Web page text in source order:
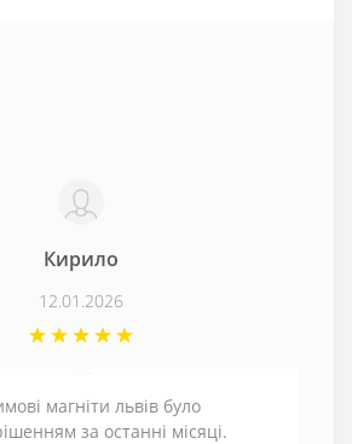
Кирило
12.01.2026
магніти львів було
за останні місяці.